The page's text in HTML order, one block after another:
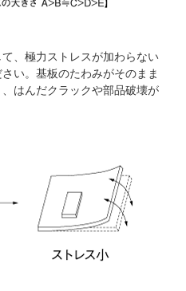
、極力ストレスが加わらない
い。基板のたわみがそのまま
はんだクラックや部品破壊が